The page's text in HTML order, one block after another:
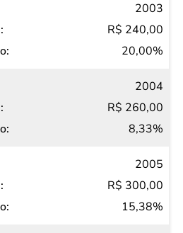
2003
R$ 240,00
20,00%
2004
R$ 260,00
8,33%
2005
R$ 300,00
15,38%